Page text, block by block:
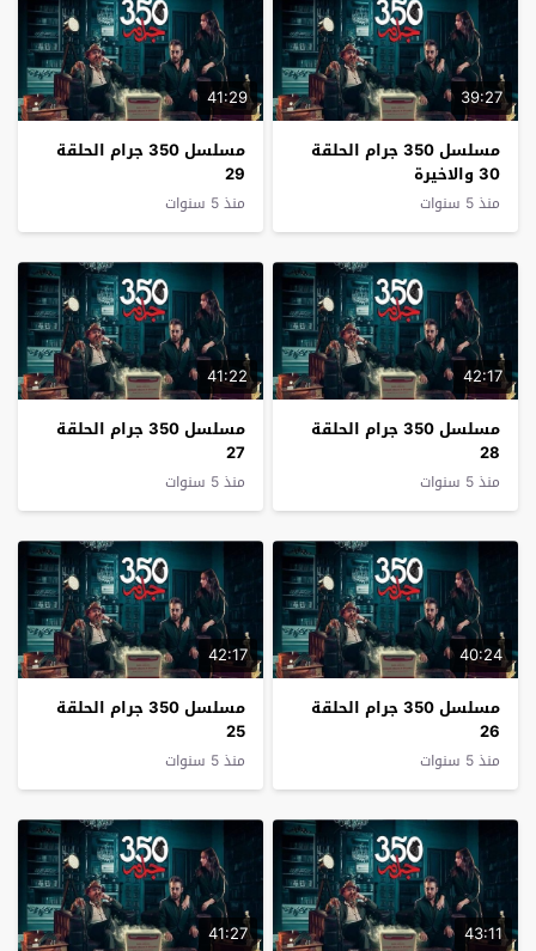
39:27
مسلسل 350 جرام الحلقة
30 والاخيرة
منذ 5 سنوات
41:29
مسلسل 350 جرام الحلقة
29
منذ 5 سنوات
42:17
مسلسل 350 جرام الحلقة
28
منذ 5 سنوات
41:22
مسلسل 350 جرام الحلقة
27
منذ 5 سنوات
40:24
مسلسل 350 جرام الحلقة
26
منذ 5 سنوات
42:17
مسلسل 350 جرام الحلقة
25
منذ 5 سنوات
43:11
41:27